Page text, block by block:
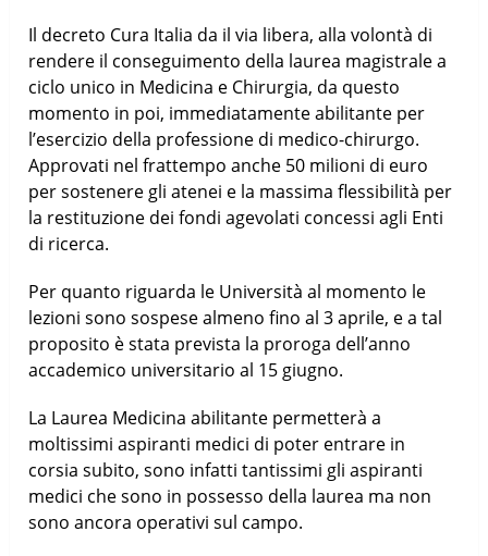
Il decreto Cura Italia da il via libera, alla volontà di
rendere il conseguimento della laurea magistrale a
ciclo unico in Medicina e Chirurgia, da questo
momento in poi, immediatamente abilitante per
l’esercizio della professione di medico-chirurgo.
Approvati nel frattempo anche 50 milioni di euro
per sostenere gli atenei e la massima flessibilità per
la restituzione dei fondi agevolati concessi agli Enti
di ricerca.
Per quanto riguarda le Università al momento le
lezioni sono sospese almeno fino al 3 aprile, e a tal
proposito è stata prevista la proroga dell’anno
accademico universitario al 15 giugno.
La Laurea Medicina abilitante permetterà a
moltissimi aspiranti medici di poter entrare in
corsia subito, sono infatti tantissimi gli aspiranti
medici che sono in possesso della laurea ma non
sono ancora operativi sul campo.